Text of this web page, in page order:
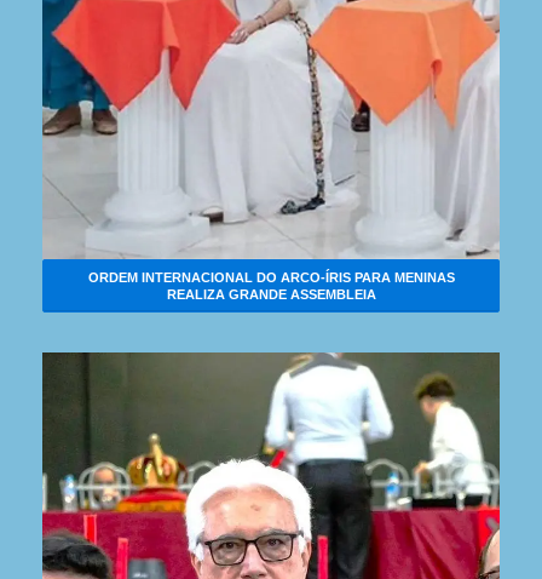
ORDEM INTERNACIONAL DO ARCO-ÍRIS PARA MENINAS
REALIZA GRANDE ASSEMBLEIA